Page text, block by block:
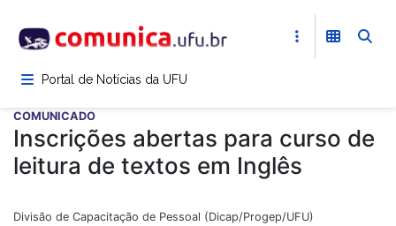
para
conteúdoPortal de Notícias da UFU
COMUNICADO
Inscrições abertas para curso de
leitura de textos em Inglês
Divisão de Capacitação de Pessoal (Dicap/Progep/UFU)